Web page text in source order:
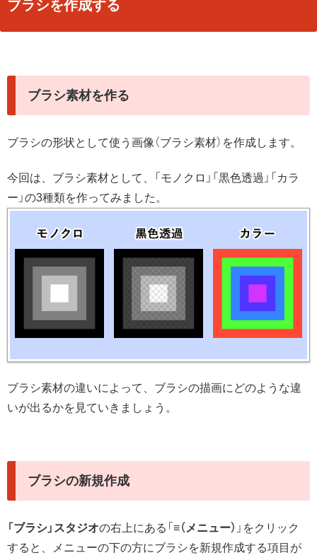
ブラシを作成する
ブラシ素材を作る
ブラシの形状として使う画像（ブラシ素材）を作成します。
今回は、ブラシ素材として、「モノクロ」「黒色透過」「カラ
ー」の3種類を作ってみました。
ブラシ素材の違いによって、ブラシの描画にどのような違
いが出るかを見ていきましょう。
ブラシの新規作成
「ブラシ」スタジオの右上にある「 ≡（メニュー） 」をクリック
すると、メニューの下の方にブラシを新規作成する項目が